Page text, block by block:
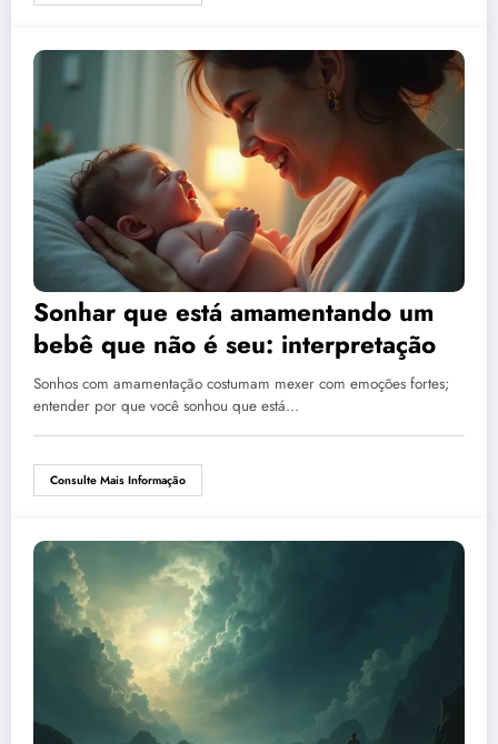
Sonhar que está amamentando um
bebê que não é seu: interpretação
Sonhos com amamentação costumam mexer com emoções fortes;
entender por que você sonhou que está…
Consulte Mais Informação